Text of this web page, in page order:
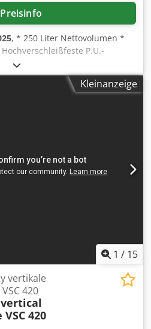
Preisinfo
, * 250 Liter Nettovolumen *
P.U.-
Drehstrom-
Ventil für die
und Notausschalter. *
Kleinanzeige
1 / 15
vertikale
420
420